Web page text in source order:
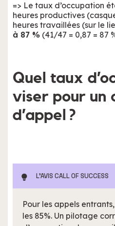
=> Le taux d’occupation
heures productives
heures travaillées (sur le
à 87 % (41/47 = 0,87 = 87
Quel taux
viser pour un
d’appel ?
L'AVIS CALL OF SUCCESS
Pour les appels
les 85%. Un pilotage